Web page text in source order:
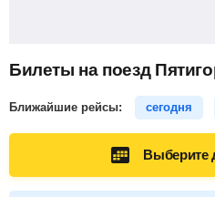
Билеты на поезд
Ближайшие рейсы: сегодня
Выберите